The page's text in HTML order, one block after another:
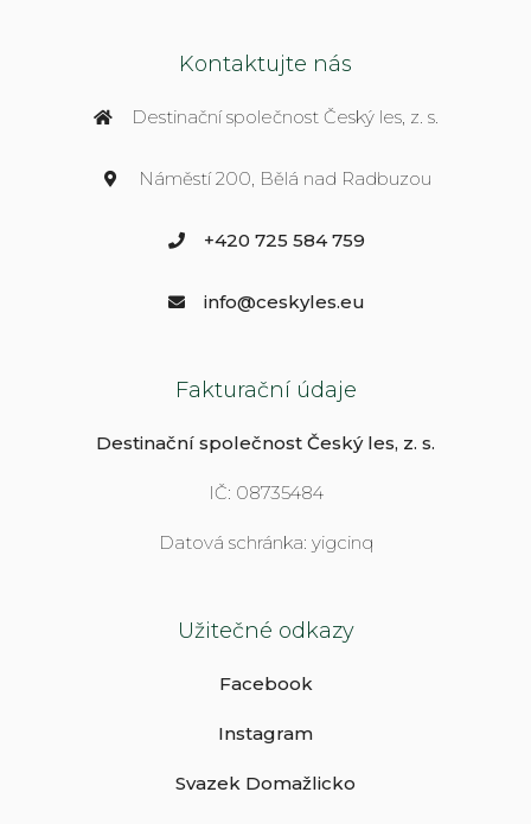
Kontaktujte nás
Destinační společnost Český les, z. s.
Náměstí 200, Bělá nad Radbuzou
+420 725 584 759
info@ceskyles.eu
Fakturační údaje
Destinační společnost Český les, z. s.
IČ: 08735484
Datová schránka: yigcinq
Užitečné odkazy
Facebook
Instagram
Svazek Domažlicko